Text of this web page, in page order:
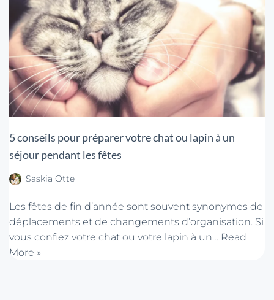
5 conseils pour préparer votre chat ou lapin à un
séjour pendant les fêtes
Saskia Otte
Les fêtes de fin d’année sont souvent synonymes de
déplacements et de changements d’organisation. Si
vous confiez votre chat ou votre lapin à un… Read
More »